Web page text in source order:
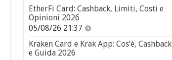
EtherFi Card: Cashback, Limiti, Costi e
Opinioni 2026
05/08/26 21:37
Kraken Card e Krak App: Cos’è, Cashback
e Guida 2026